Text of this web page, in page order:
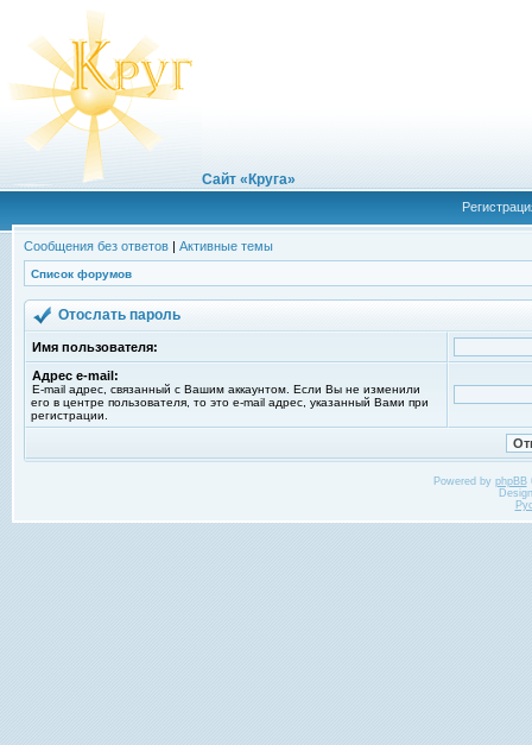
Сайт «Круга»
Сообщения без ответов | Активные темы
Список форумов
Отослать пароль
Имя пользователя:
Адрес e-mail:
E-mail адрес, связанный с Вашим аккаунтом. Если Вы не изменили
его в центре пользователя, то это e-mail адрес, указанный Вами при
регистрации.
Powered by phpBB